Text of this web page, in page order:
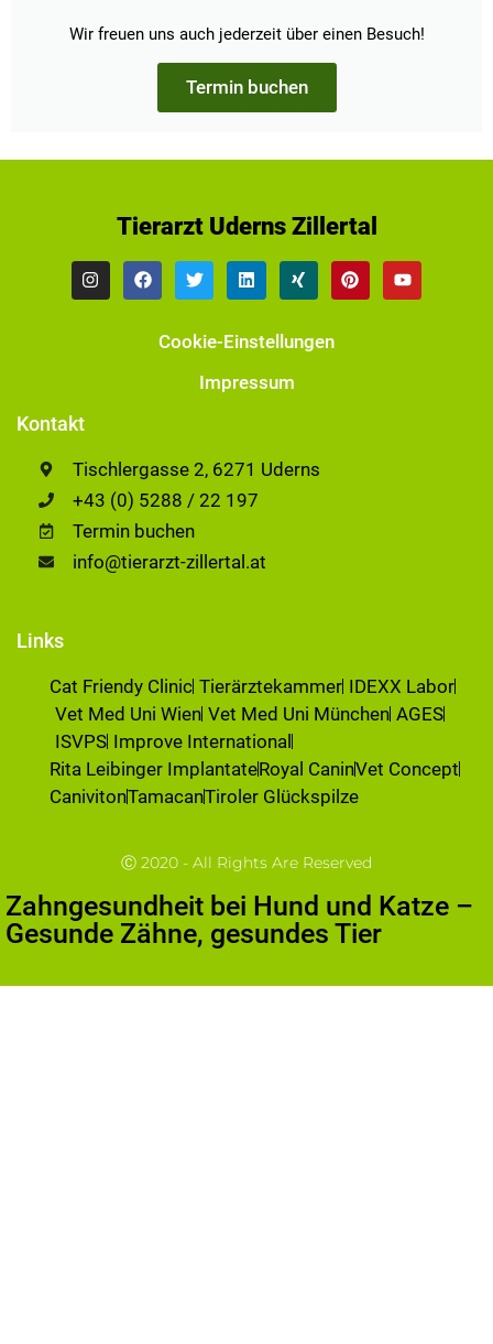
Wir freuen uns auch jederzeit über einen Besuch!
Termin buchen
Tierarzt Uderns Zillertal
Cookie-Einstellungen
Impressum
Kontakt
Tischlergasse 2, 6271 Uderns
+43 (0) 5288 / 22 197
Termin buchen
info@tierarzt-zillertal.at
Links
Cat Friendy Clinic Tierärztekammer IDEXX Labor
Vet Med Uni Wien Vet Med Uni München AGES
ISVPS Improve International
Rita Leibinger ImplantateRoyal CaninVet Concept
CanivitonTamacanTiroler Glückspilze
Ⓒ 2020 - All Rights Are Reserved
Zahngesundheit bei Hund und Katze –
Gesunde Zähne, gesundes Tier